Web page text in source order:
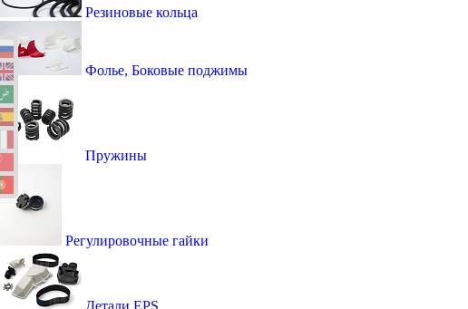
Резиновые кольца
Фолье, Боковые поджимы
Пружины
Регулировочные гайки
Детали EPS